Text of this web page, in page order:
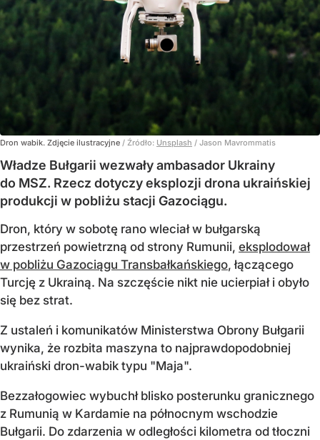
Dron wabik. Zdjęcie ilustracyjne / Źródło: Unsplash / Jason Mavrommatis
Władze Bułgarii wezwały ambasador Ukrainy
do MSZ. Rzecz dotyczy eksplozji drona ukraińskiej
produkcji w pobliżu stacji Gazociągu.
Dron, który w sobotę rano wleciał w bułgarską
przestrzeń powietrzną od strony Rumunii, eksplodował
w pobliżu Gazociągu Transbałkańskiego, łączącego
Turcję z Ukrainą. Na szczęście nikt nie ucierpiał i obyło
się bez strat.
Z ustaleń i komunikatów Ministerstwa Obrony Bułgarii
wynika, że rozbita maszyna to najprawdopodobniej
ukraiński dron-wabik typu "Maja".
Bezzałogowiec wybuchł blisko posterunku granicznego
z Rumunią w Kardamie na północnym wschodzie
Bułgarii. Do zdarzenia w odległości kilometra od tłoczni